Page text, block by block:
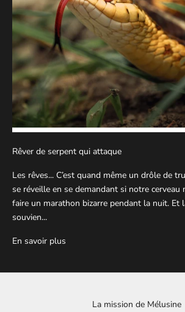
Rêver de serpent qui attaque
Les rêves... C’est quand même un drôle de
se réveille en se demandant si notre cerveau
faire un marathon bizarre pendant la nuit. Et
souvien...
En savoir plus
La mission de Mélusine